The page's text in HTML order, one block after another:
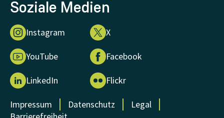
Soziale Medien
Instagram X
YouTube Facebook
LinkedIn Flickr
Impressum Datenschutz
Legal